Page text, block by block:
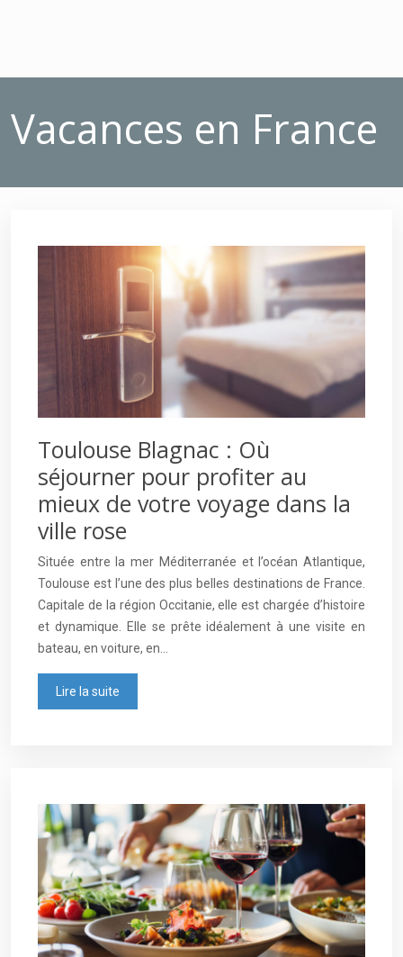
Vacances en France
Toulouse Blagnac : Où
séjourner pour profiter au
mieux de votre voyage dans la
ville rose
Située entre la mer Méditerranée et l’océan Atlantique,
Toulouse est l’une des plus belles destinations de France.
Capitale de la région Occitanie, elle est chargée d’histoire
et dynamique. Elle se prête idéalement à une visite en
bateau, en voiture, en…
Lire la suite